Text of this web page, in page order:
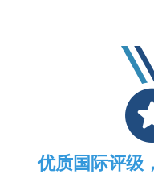
优质国际评级